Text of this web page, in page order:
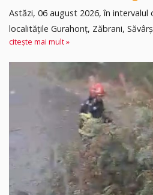
Astăzi, 06 august 2026, în intervalul
localitățile Gurahonț, Zăbrani,
citește mai mult »